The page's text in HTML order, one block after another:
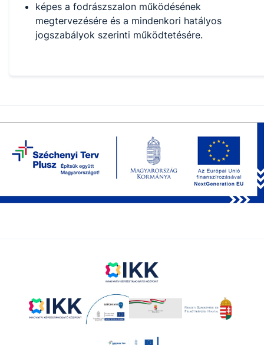
képes a fodrászszalon működésének
megtervezésére és a mindenkori hatályos
jogszabályok szerinti működtetésére.